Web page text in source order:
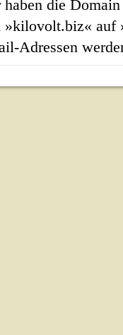
die
»kilovolt.biz« auf
Adressen